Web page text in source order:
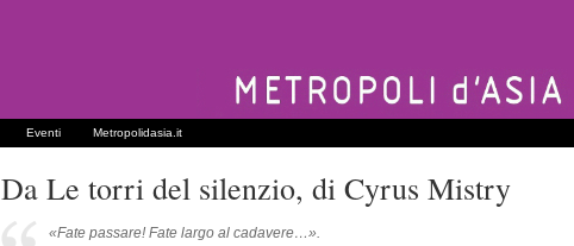
Eventi Metropolidasia.it
Da Le torri del silenzio, di Cyrus Mistry
«Fate passare! Fate largo al cadavere…».